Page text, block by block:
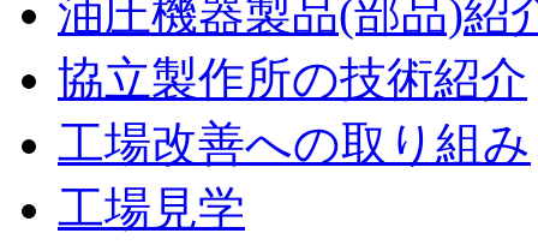
油圧機器製品(部品)紹
協立製作所の技術紹介
工場改善への取り組み
工場見学